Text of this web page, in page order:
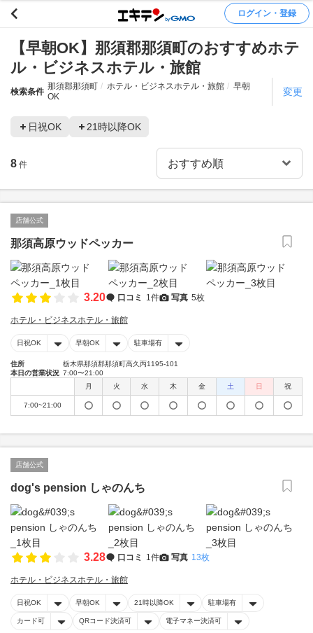
ログイン・登録
【早朝OK】那須郡那須町のおすすめホテ
ル・ビジネスホテル・旅館
検索条件
那須郡那須町 ホテル・ビジネスホテル・旅館
早朝
OK
変更
日祝OK 21時以降OK
8 件
店舗公式
那須高原ウッドペッカー
3.20 口コミ 1件 写真 5枚
ホテル・ビジネスホテル・旅館
日祝OK 早朝OK 駐車場有
住所
栃木県那須郡那須町高久丙1195-101
本日の営業状況 7:00〜21:00
月
火 水 木 金 土 日 祝
7:00~21:00
店舗公式
dog's pension しゃのんち
3.28 口コミ 1件 写真 13枚
ホテル・ビジネスホテル・旅館
日祝OK 早朝OK 21時以降OK 駐車場有
カード可 QRコード決済可 電子マネー決済可